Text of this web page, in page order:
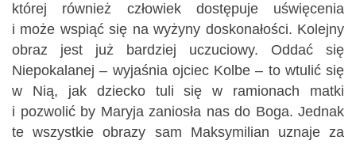
której również człowiek dostępuje uświęcenia
i może wspiąć się na wyżyny doskonałości. Kolejny
obraz jest już bardziej uczuciowy. Oddać się
Niepokalanej – wyjaśnia ojciec Kolbe – to wtulić się
w Nią, jak dziecko tuli się w ramionach matki
i pozwolić by Maryja zaniosła nas do Boga. Jednak
te wszystkie obrazy sam Maksymilian uznaje za